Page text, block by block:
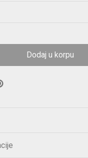
Dodaj u korpu